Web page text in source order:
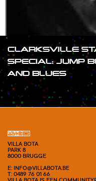
CLARKSVILLE
SPECIAL: JUMP
AND BLUES
#SHOW
VILLA BOTA
PARK 8
8000 BRUGGE
E: INFO@VILLABOTA.BE
T: 0489 76 01 66